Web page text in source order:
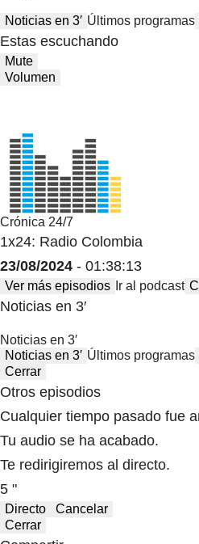
Noticias en 3′ Últimos programas
Estas escuchando
Mute
Volumen
Crónica 24/7
1x24: Radio Colombia
23/08/2024 - 01:38:13
Ver más episodios Ir al podcast
Noticias en 3′
Noticias en 3′
Noticias en 3′ Últimos programas
Cerrar
Otros episodios
Cualquier tiempo pasado fue
Tu audio se ha acabado.
Te redirigiremos al directo.
5 "
Directo
Cancelar
Cerrar